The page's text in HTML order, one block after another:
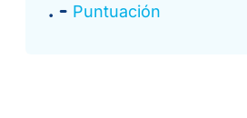
. Puntuación